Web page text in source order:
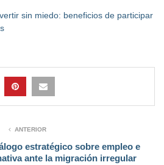
sin miedo: beneficios de participar
ANTERIOR
estratégico sobre empleo e
ante la migración irregular